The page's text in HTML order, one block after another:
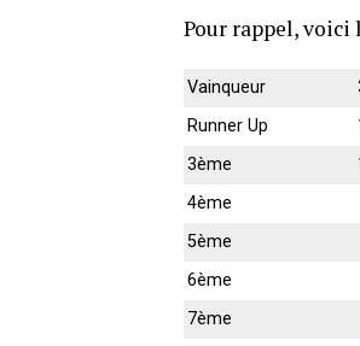
Pour rappel, voici
Vainqueur
Runner Up
3ème
4ème
5ème
6ème
7ème